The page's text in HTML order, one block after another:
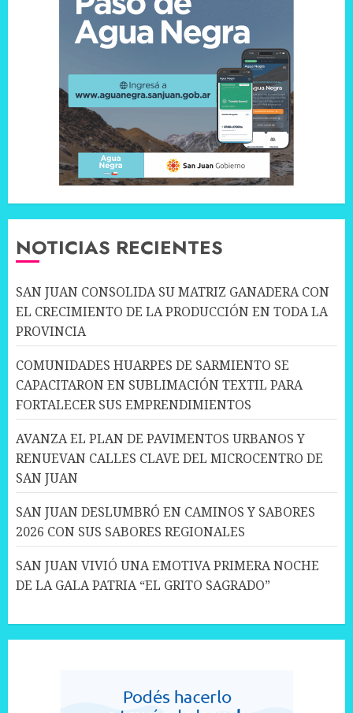
NOTICIAS RECIENTES
SAN JUAN CONSOLIDA SU MATRIZ GANADERA CON
EL CRECIMIENTO DE LA PRODUCCIÓN EN TODA LA
PROVINCIA
COMUNIDADES HUARPES DE SARMIENTO SE
CAPACITARON EN SUBLIMACIÓN TEXTIL PARA
FORTALECER SUS EMPRENDIMIENTOS
AVANZA EL PLAN DE PAVIMENTOS URBANOS Y
RENUEVAN CALLES CLAVE DEL MICROCENTRO DE
SAN JUAN
SAN JUAN DESLUMBRÓ EN CAMINOS Y SABORES
2026 CON SUS SABORES REGIONALES
SAN JUAN VIVIÓ UNA EMOTIVA PRIMERA NOCHE
DE LA GALA PATRIA “EL GRITO SAGRADO”